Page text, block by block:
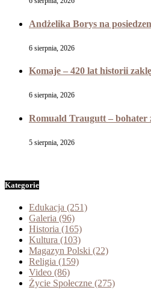
Andżelika Borys na
6 sierpnia, 2026
Komaje – 420 lat historii
6 sierpnia, 2026
Romuald Traugutt – bohater
5 sierpnia, 2026
Kategorie
Edukacja (251)
Galeria (96)
Historia (165)
Kultura (103)
Magazyn Polski (22)
Religia (159)
Video (86)
Życie Społeczne (275)